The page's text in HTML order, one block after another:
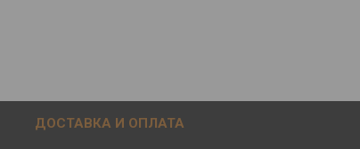
ДОСТАВКА И ОПЛАТА